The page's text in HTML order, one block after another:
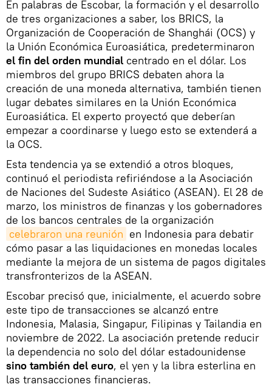
En palabras de Escobar, la formación y el desarrollo
de tres organizaciones a saber, los BRICS, la
Organización de Cooperación de Shanghái (OCS) y
la Unión Económica Euroasiática, predeterminaron
el fin del orden mundial centrado en el dólar. Los
miembros del grupo BRICS debaten ahora la
creación de una moneda alternativa, también tienen
lugar debates similares en la Unión Económica
Euroasiática. El experto proyectó que deberían
empezar a coordinarse y luego esto se extenderá a
la OCS.
Esta tendencia ya se extendió a otros bloques,
continuó el periodista refiriéndose a la Asociación
de Naciones del Sudeste Asiático (ASEAN). El 28 de
marzo, los ministros de finanzas y los gobernadores
de los bancos centrales de la organización
celebraron una reunión en Indonesia para debatir
cómo pasar a las liquidaciones en monedas locales
mediante la mejora de un sistema de pagos digitales
transfronterizos de la ASEAN.
Escobar precisó que, inicialmente, el acuerdo sobre
este tipo de transacciones se alcanzó entre
Indonesia, Malasia, Singapur, Filipinas y Tailandia en
noviembre de 2022. La asociación pretende reducir
la dependencia no solo del dólar estadounidense
sino también del euro, el yen y la libra esterlina en
las transacciones financieras.